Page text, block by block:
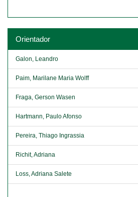
Orientador
Galon, Leandro
Paim, Marilane Maria Wolff
Fraga, Gerson Wasen
Hartmann, Paulo Afonso
Pereira, Thiago Ingrassia
Richit, Adriana
Loss, Adriana Salete